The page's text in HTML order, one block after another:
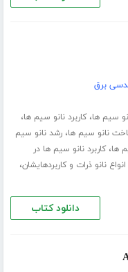
برق
سیم ها،کاربرد نانو سیم ها،
نانو سیم ها،رشد نانو سیم
ها،کاربرد نانو سیم ها در
انواع نانو ذرات و کاربردهایشان،
دانلود کتاب